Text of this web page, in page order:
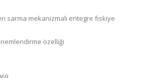
sarma mekanizmalı entegre fıskiye
özelliği